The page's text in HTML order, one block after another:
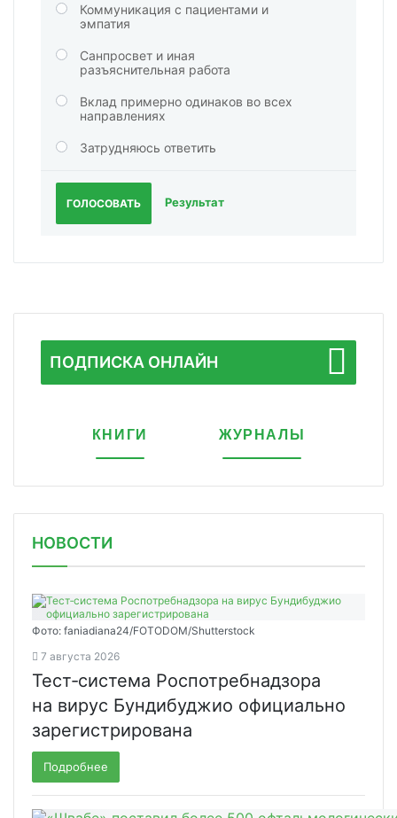
Коммуникация с пациентами и
эмпатия
Санпросвет и иная
разъяснительная работа
Вклад примерно одинаков во всех
направлениях
Затрудняюсь ответить
ГОЛОСОВАТЬ Результат
ПОДПИСКА ОНЛАЙН
КНИГИ ЖУРНАЛЫ
НОВОСТИ
Фото: faniadiana24/FOTODOM/Shutterstock
7 августа 2026
Тест‑система Роспотребнадзора
на вирус Бундибуджио официально
зарегистрирована
Подробнее